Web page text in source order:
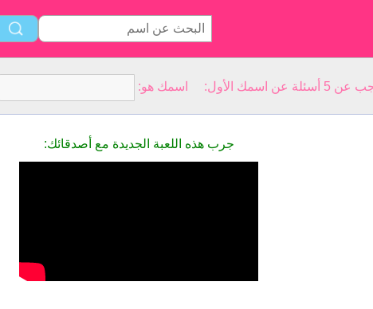
الأول: اسمك هو:
جرب هذه اللعبة الجديدة مع أصدقائك: